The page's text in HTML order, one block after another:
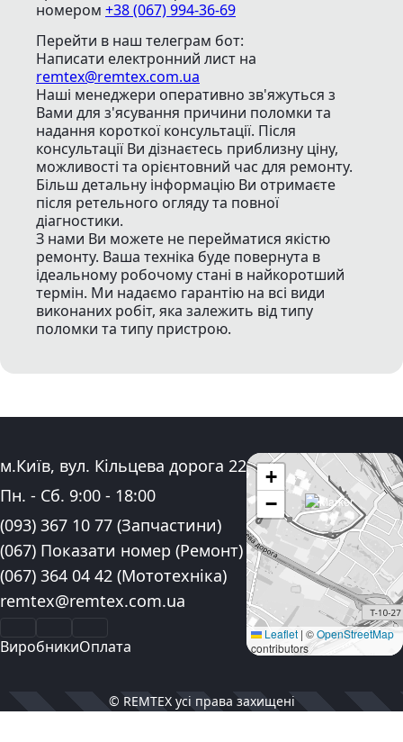
номером +38 (067) 994-36-69
Перейти в наш телеграм бот:
Написати електронний лист на
remtex@remtex.com.ua
Наші менеджери оперативно зв'яжуться з
Вами для з'ясування причини поломки та
надання короткої консультації. Після
консультації Ви дізнаєтесь приблизну ціну,
можливості та орієнтовний час для ремонту.
Більш детальну інформацію Ви отримаєте
після ретельного огляду та повної
діагностики.
З нами Ви можете не перейматися якістю
ремонту. Ваша техніка буде повернута в
ідеальному робочому стані в найкоротший
термін. Ми надаємо гарантію на всі види
виконаних робіт, яка залежить від типу
поломки та типу пристрою.
Адреса:
м.Київ, вул. Кільцева дорога 22
Графік роботи:
Пн. - Сб. 9:00 - 18:00
Контактні номера телефону:
(093) 367 10 77 (Запчастини)
(067) Показати номер (Ремонт)
(067) 364 04 42 (Мототехніка)
Електронна пошта:
remtex@remtex.com.ua
ВиробникиОплата
+
−
Leaflet | ©OpenStreetMap
contributors
© REMTEX усі права захищені